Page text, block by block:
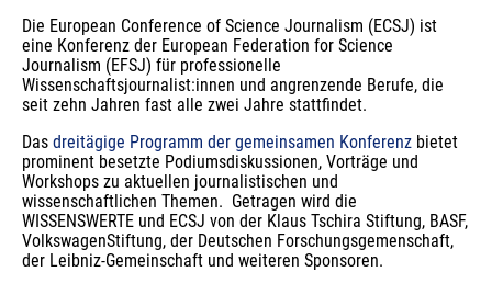
Die European Conference of Science Journalism (ECSJ) ist
eine Konferenz der European Federation for Science
Journalism (EFSJ) für professionelle
Wissenschaftsjournalist:innen und angrenzende Berufe, die
seit zehn Jahren fast alle zwei Jahre stattfindet.
Das dreitägige Programm der gemeinsamen Konferenz bietet
prominent besetzte Podiumsdiskussionen, Vorträge und
Workshops zu aktuellen journalistischen und
wissenschaftlichen Themen.  Getragen wird die
WISSENSWERTE und ECSJ von der Klaus Tschira Stiftung, BASF,
VolkswagenStiftung, der Deutschen Forschungsgemenschaft,
der Leibniz-Gemeinschaft und weiteren Sponsoren.